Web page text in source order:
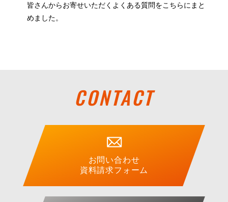
皆さんからお寄せいただくよくある質問をこちらにまと
めました。
CONTACT
お問い合わせ
資料請求フォーム